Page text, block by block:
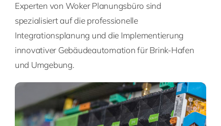
Experten von Woker Planungsbüro sind
spezialisiert auf die professionelle
Integrationsplanung und die Implementierung
innovativer Gebäudeautomation für Brink-Hafen
und Umgebung.